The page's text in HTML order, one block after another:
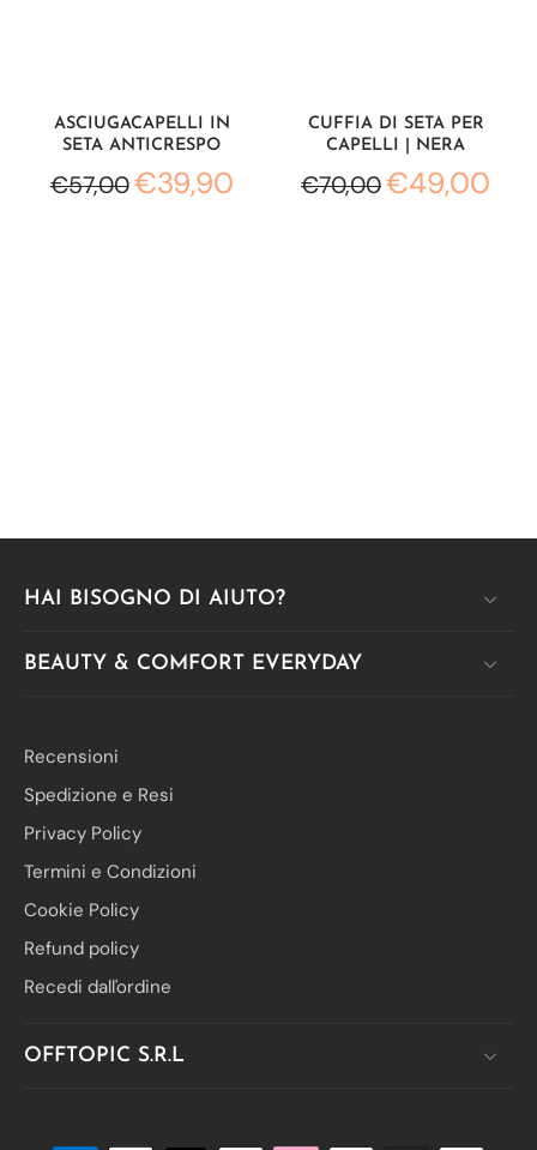
ASCIUGACAPELLI IN
SETA ANTICRESPO
€57,00€39,90
CUFFIA DI SETA PER
CAPELLI | NERA
€70,00€49,00
HAI BISOGNO DI AIUTO?
BEAUTY & COMFORT EVERYDAY
Recensioni
Spedizione e Resi
Privacy Policy
Termini e Condizioni
Cookie Policy
Refund policy
Recedi dall'ordine
OFFTOPIC S.R.L